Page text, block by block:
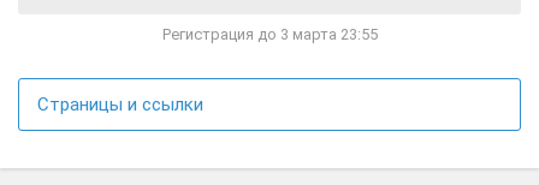
Регистрация до 3 марта 23:55
Страницы и ссылки